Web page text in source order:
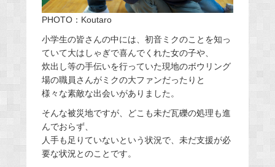
PHOTO：Koutaro
小学生の皆さんの中には、初音ミクのことを知っ
ていて大はしゃぎで喜んでくれた女の子や、
炊出し等の手伝いを行っていた現地のボウリング
場の職員さんがミクの大ファンだったりと
様々な素敵な出会いがありました。
そんな被災地ですが、どこも未だ瓦礫の処理も進
んでおらず、
人手も足りていないという状況で、未だ支援が必
要な状況とのことです。